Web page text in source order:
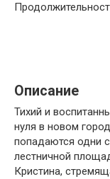
Описание
Тихий и
нуля в новом
попадаются одни
лестничной
Кристина,